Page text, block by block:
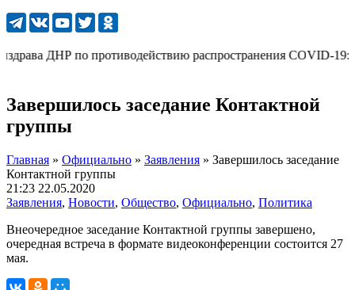
ДНР по противодействию распространения COVID-19:
Завершилось заседание Контактной
группы
Главная » Официально » Заявления » Завершилось заседание
Контактной группы
21:23 22.05.2020
Заявления, Новости, Общество, Официально, Политика
Внеочередное заседание Контактной группы завершено,
очередная встреча в формате видеоконференции состоится 27
мая.